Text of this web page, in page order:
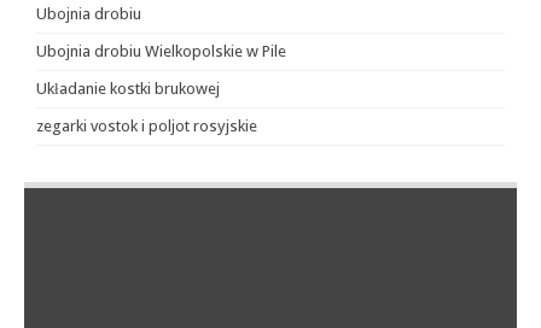
Ubojnia drobiu
Ubojnia drobiu Wielkopolskie w Pile
Układanie kostki brukowej
zegarki vostok i poljot rosyjskie